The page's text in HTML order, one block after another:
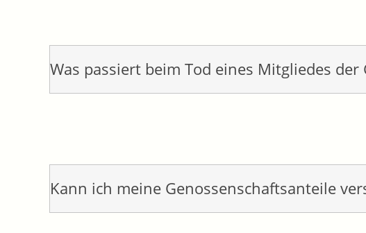
Was passiert beim Tod eines Mitgliedes der
Kann ich meine Genossenschaftsanteile